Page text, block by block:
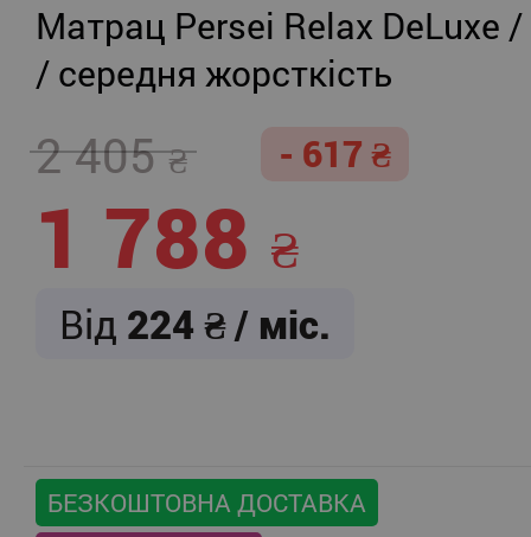
Матрац Persei Relax DeLuxe
/ середня жорсткість
2 405 - 617
1 788
Від 224 / міс.
БЕЗКОШТОВНА ДОСТАВКА